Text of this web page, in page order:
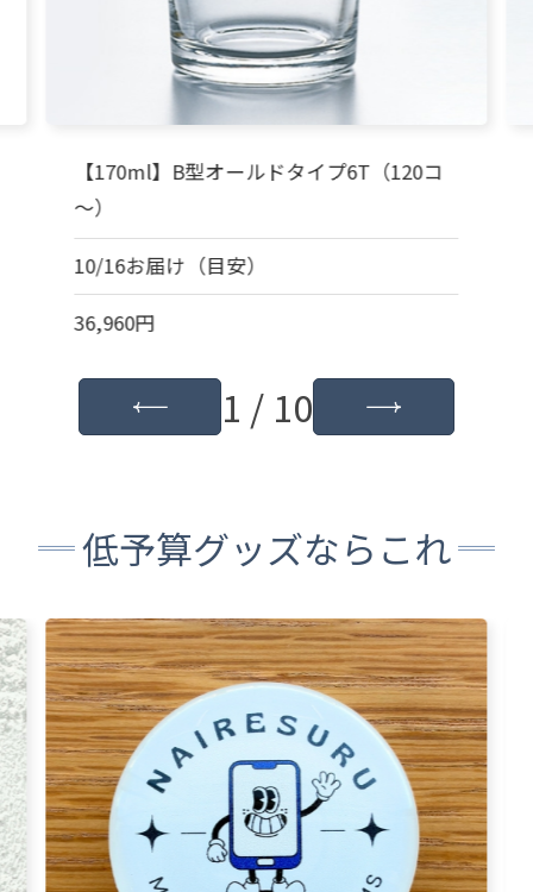
【170ml】B型オールドタイプ6T（120コ
～）
10/16お届け（目安）
36,960円
1 / 10
低予算グッズならこれ